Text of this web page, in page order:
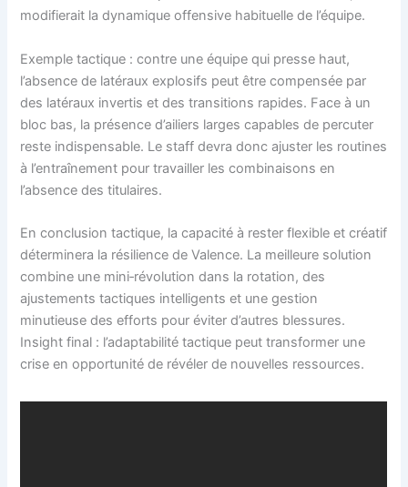
modifierait la dynamique offensive habituelle de l’équipe.
Exemple tactique : contre une équipe qui presse haut,
l’absence de latéraux explosifs peut être compensée par
des latéraux invertis et des transitions rapides. Face à un
bloc bas, la présence d’ailiers larges capables de percuter
reste indispensable. Le staff devra donc ajuster les routines
à l’entraînement pour travailler les combinaisons en
l’absence des titulaires.
En conclusion tactique, la capacité à rester flexible et créatif
déterminera la résilience de Valence. La meilleure solution
combine une mini‑révolution dans la rotation, des
ajustements tactiques intelligents et une gestion
minutieuse des efforts pour éviter d’autres blessures.
Insight final : l’adaptabilité tactique peut transformer une
crise en opportunité de révéler de nouvelles ressources.